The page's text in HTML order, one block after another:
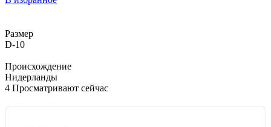
D-
Размер
D-10
Происхождение
Нидерланды
4 Просматривают сейчас